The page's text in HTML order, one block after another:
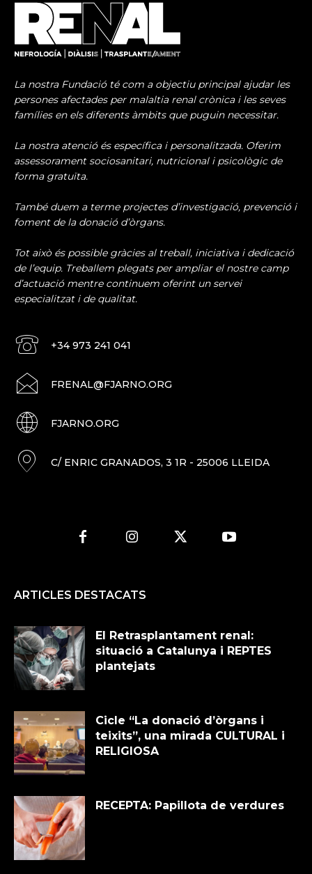
La nostra Fundació té com a objectiu principal ajudar les
persones afectades per malaltia renal crònica i les seves
famílies en els diferents àmbits que puguin necessitar.
La nostra atenció és específica i personalitzada. Oferim
assessorament sociosanitari, nutricional i psicològic de
forma gratuïta.
També duem a terme projectes d’investigació, prevenció i
foment de la donació d’òrgans.
Tot això és possible gràcies al treball, iniciativa i dedicació
de l’equip. Treballem plegats per ampliar el nostre camp
d’actuació mentre continuem oferint un servei
especialitzat i de qualitat.
+34 973 241 041
FRENAL@FJARNO.ORG
FJARNO.ORG
C/ ENRIC GRANADOS, 3 1R - 25006 LLEIDA
ARTICLES DESTACATS
El Retrasplantament renal:
situació a Catalunya i REPTES
plantejats
Cicle “La donació d’òrgans i
teixits”, una mirada CULTURAL i
RELIGIOSA
RECEPTA: Papillota de verdures